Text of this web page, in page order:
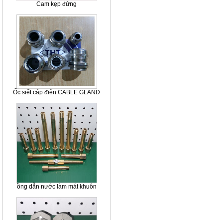
Cam kẹp đứng
Ốc siết cáp điện CABLE GLAND
ồng dẫn nước làm mát khuôn